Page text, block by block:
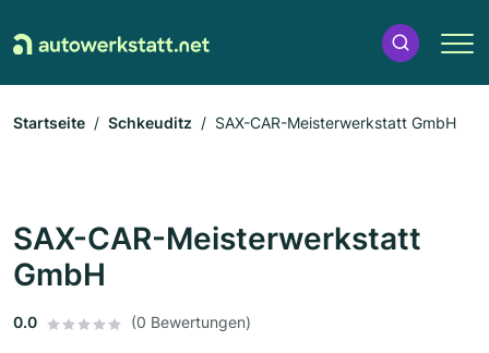
Startseite Schkeuditz SAX-CAR-Meisterwerkstatt GmbH
SAX-CAR-Meisterwerkstatt
GmbH
0.0 (0 Bewertungen)